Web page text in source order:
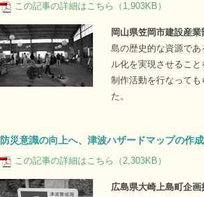
この記事の詳細はこちら（1,903KB）
岡山県笠岡市建設産
島の歴史的な資源で
ル化を実現させるこ
制作活動を行なって
た。
防災意識の向上へ、津波ハザードマップの作
この記事の詳細はこちら（2,303KB）
広島県大崎上島町企画